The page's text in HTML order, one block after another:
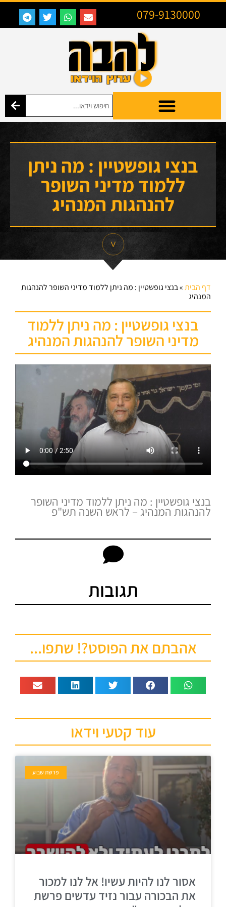
079-9130000
בנצי גופשטיין : מה ניתן
ללמוד מדיני השופר
להנהגות המנהיג
דף הבית»בנצי גופשטיין : מה ניתן ללמוד מדיני השופר להנהגות
המנהיג
בנצי גופשטיין : מה ניתן ללמוד
מדיני השופר להנהגות המנהיג
בנצי גופשטיין : מה ניתן ללמוד מדיני השופר
להנהגות המנהיג – לראש השנה תש"פ
תגובות
אהבתם את הפוסט?! שתפו...
עוד קטעי וידאו
פרשת שבוע
אסור לנו להיות עשיו! אל לנו למכור
את הבכורה עבור נזיד עדשים פרשת